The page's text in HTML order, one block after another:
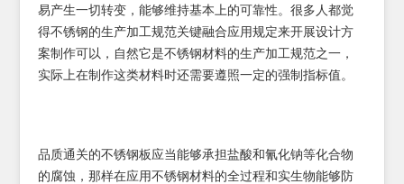
易产生一切转变，能够维持基本上的可靠性。很多人都觉
得不锈钢的生产加工规范关键融合应用规定来开展设计方
案制作可以，自然它是不锈钢材料的生产加工规范之一，
实际上在制作这类材料时还需要遵照一定的强制指标值。
品质通关的不锈钢板应当能够承担盐酸和氰化钠等化合物
的腐蚀，那样在应用不锈钢材料的全过程和实生物能够防